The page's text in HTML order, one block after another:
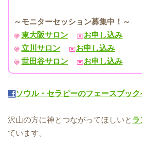
～モニターセッション募集中！～
東大阪サロン
お申し込み
立川サロン
お申し込み
世田谷サロン
お申し込み
ソウル・セラピーのフェースブック
沢山の方に神とつながってほしいと ラ
ています。